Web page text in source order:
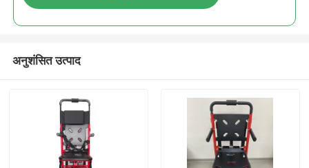
अनुशंसित उत्पाद